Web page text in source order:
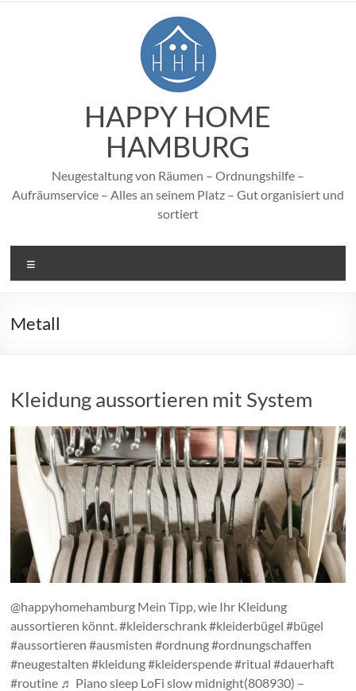
HAPPY HOME
HAMBURG
Neugestaltung von Räumen – Ordnungshilfe –
Aufräumservice – Alles an seinem Platz – Gut organisiert und
sortiert
Metall
Kleidung aussortieren mit System
@happyhomehamburg Mein Tipp, wie Ihr Kleidung
aussortieren könnt. #kleiderschrank #kleiderbügel #bügel
#aussortieren #ausmisten #ordnung #ordnungschaffen
#neugestalten #kleidung #kleiderspende #ritual #dauerhaft
#routine ♬ Piano sleep LoFi slow midnight(808930) –